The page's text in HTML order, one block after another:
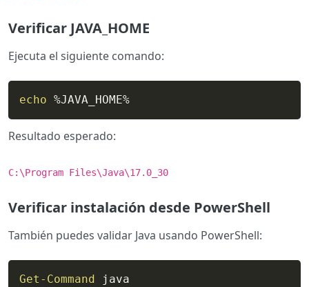
Verificar JAVA_HOME
Ejecuta el siguiente comando:
echo %JAVA_HOME%
Resultado esperado:
C:\Program Files\Java\17.0_30
Verificar instalación desde PowerShell
También puedes validar Java usando PowerShell:
Get-Command java